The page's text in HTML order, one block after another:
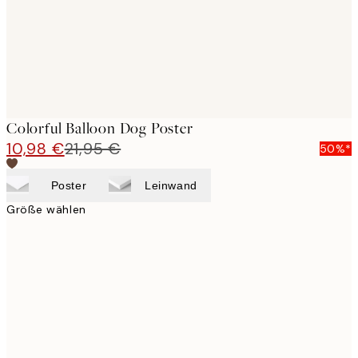
Colorful Balloon Dog Poster
10,98 €21,95 € 50%*
Poster Leinwand
Größe wählen